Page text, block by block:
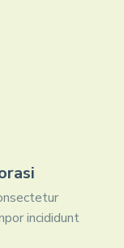
incididunt